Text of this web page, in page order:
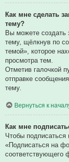
Как мне сделать
тему?
Вы можете создать
тему, щёлкнув по
темой», которое
просмотра тем.
Отметив галочкой
отправке
тему.
Вернуться к
Как мне
Чтобы
«Подписаться на
соответствующего